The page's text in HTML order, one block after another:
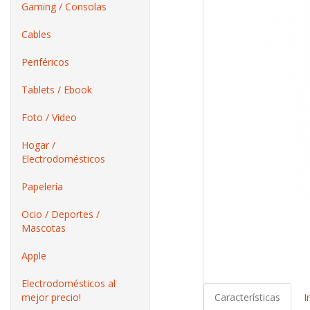
Gaming / Consolas
Cables
Periféricos
Tablets / Ebook
Foto / Video
Hogar /
Electrodomésticos
Papelería
Ocio / Deportes /
Mascotas
Apple
Electrodomésticos al
mejor precio!
Características